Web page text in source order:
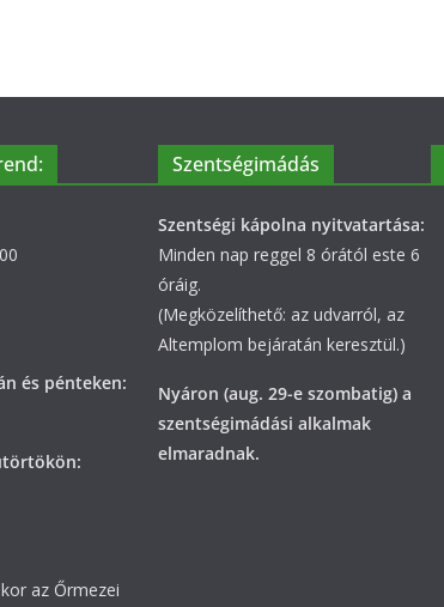
és pénteken:
az Őrmezei
Szentségimádás
Szentségi kápolna nyitvatartása:
Minden nap reggel 8 órától este 6
óráig.
(Megközelíthető: az udvarról, az
Altemplom bejáratán keresztül.)
Nyáron (aug. 29-e szombatig) a
szentségimádási alkalmak
elmaradnak.